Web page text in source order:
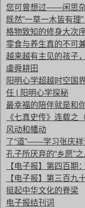
您可曾想过——闲思
既然”一草一木皆有理
格物致知的修身大次
零食与养生真的不可
越来越有主见的孩子
虞舜耕田
阳明心学超越时空国
任 | 阳明心学探秘
最幸福的陪伴就是和
《七真史传》连载之
风动和幡动
了“道”——学习张庆祥
孔子所厌弃的“乡愿”
【电子报】第四百期
【电子报】第三百九
挺起中华文化的脊梁
电子报结刊词